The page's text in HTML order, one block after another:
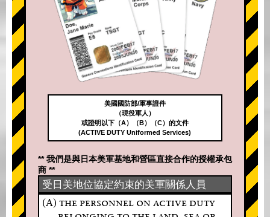
美國國防部/軍事證件
（現役軍人）
或證明以下（A）（B）（C）的文件
(ACTIVE DUTY Uniformed Services)
** 我們是與日本美軍基地和營區直接合作的授權承包
商 **
受日美地位協定約束的美軍關係人員
(A) the personnel on active duty